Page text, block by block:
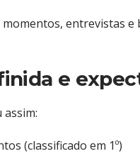
entrevistas e
e
assim:
(classificado em 1º)